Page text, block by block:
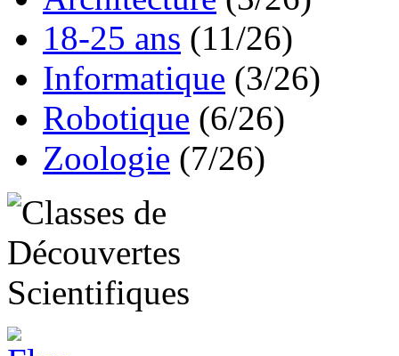
18-25 ans (11/26)
Informatique (3/26)
Robotique (6/26)
Zoologie (7/26)